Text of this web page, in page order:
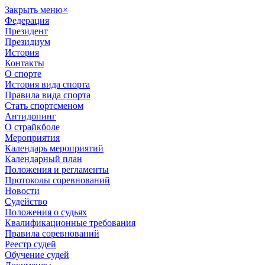
Закрыть меню×
Федерация
Президент
Президиум
История
Контакты
О спорте
История вида спорта
Правила вида спорта
Стать спортсменом
Антидопинг
О страйкболе
Мероприятия
Календарь мероприятий
Календарный план
Положения и регламенты
Протоколы соревнований
Новости
Судейство
Положения о судьях
Квалификационные требования
Правила соревнований
Реестр судей
Обучение судей